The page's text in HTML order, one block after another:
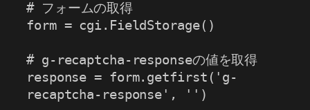
# フォームの取得
form = cgi.FieldStorage()
# g-recaptcha-responseの値を取得
response = form.getfirst('g-
recaptcha-response', '')